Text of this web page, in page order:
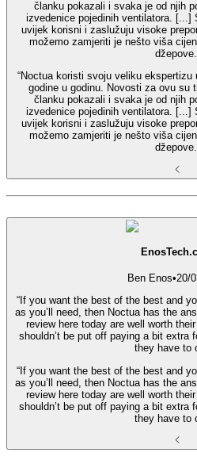
članku pokazali i svaka je od njih
izvedenice pojedinih ventilatora. [...]
uvijek korisni i zaslužuju visoke
možemo zamjeriti je nešto viša
“Noctua koristi svoju veliku
godine u godinu. Novosti za ovu su
članku pokazali i svaka je od njih
izvedenice pojedinih ventilatora. [...]
uvijek korisni i zaslužuju visoke
možemo zamjeriti je nešto viša
Ben Enos•20/
“If you want the best of the best and
as you’ll need, then Noctua has the
review here today are well worth
shouldn’t be put off paying a bit extra
they have to
“If you want the best of the best and
as you’ll need, then Noctua has the
review here today are well worth
shouldn’t be put off paying a bit extra
they have to